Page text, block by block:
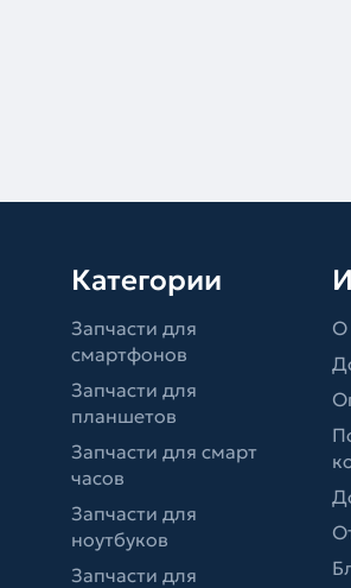
Категории
Запчасти для
смартфонов
Запчасти для
планшетов
Запчасти для смарт
часов
Запчасти для
ноутбуков
Запчасти для
О